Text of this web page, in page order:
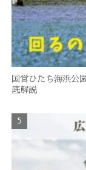
国営ひたち海浜公
底解説